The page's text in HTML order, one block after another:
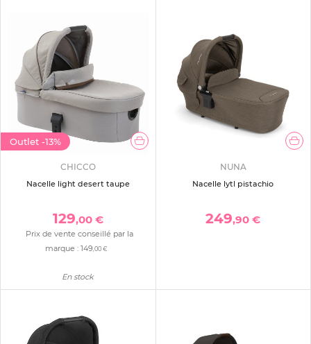
Outlet -13%
CHICCO
Nacelle light desert taupe
129,00 €
Prix de vente conseillé par la
marque :149,00 €
En stock
NUNA
Nacelle lytl pistachio
249,90 €